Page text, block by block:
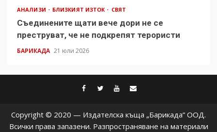
АНАЛИЗИ БЛИЗКИЯТ ИЗТОК СВЯТ
Съединените щати вече дори не се
преструват, че не подкрепят терористи
БАРИКАДА 21 юли 2026
facebook
twitter
youtube
Copyright © 2020 — Издателска къща „Барикада” ООД.
Всички права запазени. Разпространяване на материали